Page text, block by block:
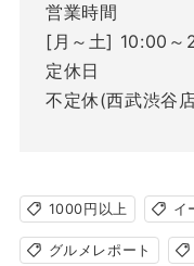
営業時間
[月～土] 10:00
定休日
不定休(西武渋谷
1000円以上 イ
グルメレポート